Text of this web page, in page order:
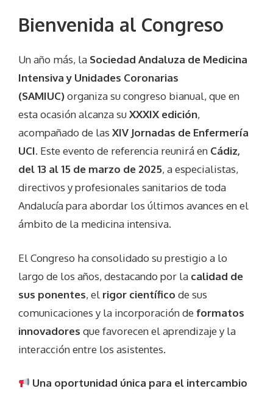
Bienvenida al Congreso
Un año más, la Sociedad Andaluza de Medicina
Intensiva y Unidades Coronarias
(SAMIUC)organiza su congreso bianual, que en
esta ocasión alcanza suXXXIX edición,
acompañado de las XIV Jornadas de Enfermería
UCI. Este evento de referencia reunirá en Cádiz,
del 13 al 15 de marzo de 2025, a especialistas,
directivos y profesionales sanitarios de toda
Andalucía para abordar los últimos avances en el
ámbito de la medicina intensiva.
El Congreso ha consolidado su prestigio a lo
largo de los años, destacando por la calidad de
sus ponentes, el rigor científico de sus
comunicaciones y la incorporación de formatos
innovadores que favorecen el aprendizaje y la
interacción entre los asistentes.
Una oportunidad única para el intercambio